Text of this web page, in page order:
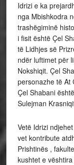
Idrizi e ka
nga Mbishkodra
trashëgiminë
i fisit është Çel
të Lidhjes së
ndër luftimet për
Nokshiqit. Çel
personazhe të At
Çel Shabani
Sulejman
Vetë Idrizi
vet kontribute
Prishtinës ,
kushtet e